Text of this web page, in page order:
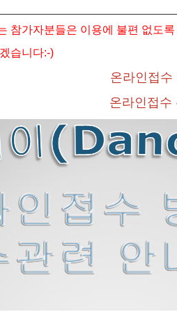
용경연대회 25일 한국무
댓글0
참가자분들은 이용에 불편 없도록
습니다:-)
온라인접수
온라인접
케치북5
케치북5